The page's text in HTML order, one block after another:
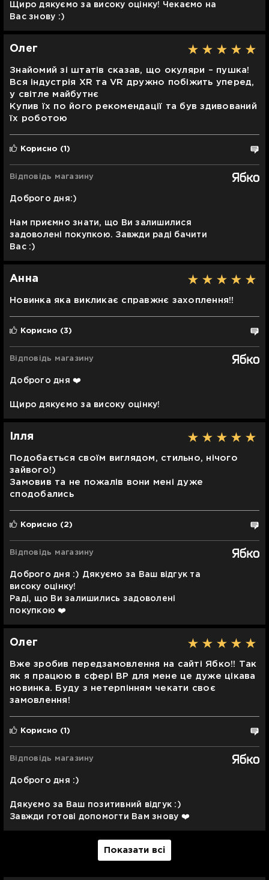
Щиро дякуємо за високу оцінку! Чекаємо на
Вас знову :)
Олег
Знайомий зі штатів сказав, що окуляри – пушка!
Вся індустрія XR та VR дружно побіжить уперед,
у світле майбутнє
Купив їх по його рекомендації та був здивований
їх роботою
Корисно (1)
Відповідь магазину
Доброго дня:)
Нам приємно знати, що Ви залишилися
задоволені покупкою. Завжди раді бачити
Вас :)
Анна
Новинка яка викликає справжнє захоплення!!
Корисно (3)
Відповідь магазину
Доброго дня ❤️
Щиро дякуємо за високу оцінку!
Ілля
Подобається своїм виглядом, стильно, нічого
зайвого!)
Замовив та не пожалів вони мені дуже
сподобались
Корисно (2)
Відповідь магазину
Доброго дня :) Дякуємо за Ваш відгук та
високу оцінку!
Раді, що Ви залишились задоволені
покупкою ❤️
Олег
Вже зробив передзамовлення на сайті Ябко!! Так
як я працюю в сфері ВР для мене це дуже цікава
новинка. Буду з нетерпінням чекати своє
замовлення!
Корисно (1)
Відповідь магазину
Доброго дня :)
Дякуємо за Ваш позитивний відгук :)
Завжди готові допомогти Вам знову ❤️
Показати всі